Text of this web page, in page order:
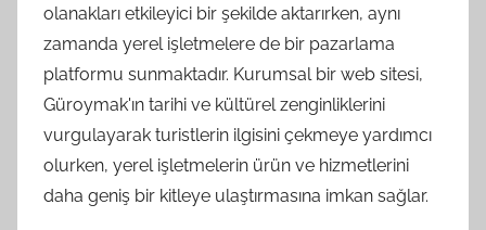
olanakları etkileyici bir şekilde aktarırken, aynı
zamanda yerel işletmelere de bir pazarlama
platformu sunmaktadır. Kurumsal bir web sitesi,
Güroymak'ın tarihi ve kültürel zenginliklerini
vurgulayarak turistlerin ilgisini çekmeye yardımcı
olurken, yerel işletmelerin ürün ve hizmetlerini
daha geniş bir kitleye ulaştırmasına imkan sağlar.